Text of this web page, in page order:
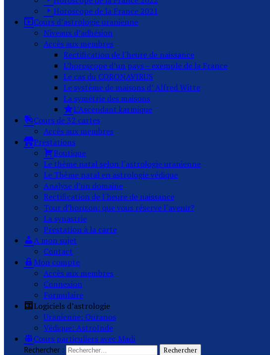
Horoscope de la France 2021
Cours d’astrologie uranienne
Niveaux d’adhésion
Accès aux membres
Rectification de l´heure de naissance
L’horoscope d’un pays – exemple de la France
Le cas du CORONAVIRUS
Le système de maisons d’ Alfred Witte
La symétrie des maisons
L’Ascendant karmique
Cours de 32 cartes
Accès aux membres
Prestations
Boutique
Le thème natal selon l´astrologie uranienne
Le Thème natal en astrologie védique
Analyse d’un domaine
Rectification de l´heure de naissance
Tour d’horizon: que vous réserve l´avenir?
La synastrie
Prestation à la carte
A mon sujet
Contact
Mon compte
Accès aux membres
Connexion
Formulaire
Logiciels d’astrologie
Uranienne: Ouranos
Védique: AstroInde
Cours particuliers avec Madi
Rechercher :